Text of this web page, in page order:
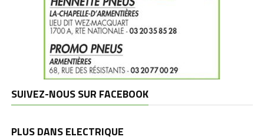
SUIVEZ-NOUS SUR FACEBOOK
PLUS DANS ELECTRIQUE